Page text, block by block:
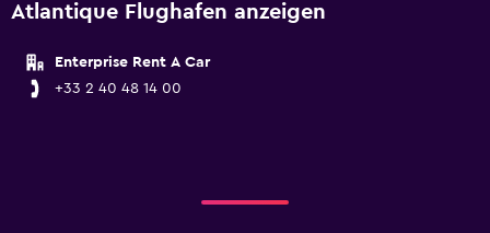
Atlantique Flughafen anzeigen
Enterprise Rent A Car
+33 2 40 48 14 00